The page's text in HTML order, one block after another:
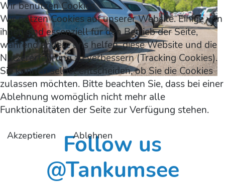
Follow us
@Tankumsee
Wir benutzen Cookies
Wir nutzen Cookies auf unserer Website. Einige von
ihnen sind essenziell für den Betrieb der Seite,
während andere uns helfen, diese Website und die
Nutzererfahrung zu verbessern (Tracking Cookies).
Sie können selbst entscheiden, ob Sie die Cookies
zulassen möchten. Bitte beachten Sie, dass bei einer
Ablehnung womöglich nicht mehr alle
Funktionalitäten der Seite zur Verfügung stehen.
Akzeptieren Ablehnen